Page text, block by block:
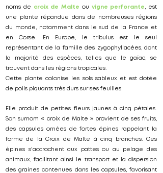
noms de
croix de Malte ou vigne perforante
, est
une plante répandue dans de nombreuses régions
du monde, notamment dans le sud de la France et
en Corse. En Europe, le tribulus est le seul
représentant de la famille des zygophyllacées, dont
la majorité des espèces, telles que le gaïac, se
trouvent dans les régions tropicales.
Cette plante colonise les sols sableux et est dotée
de poils piquants très durs sur ses feuilles.
Elle produit de petites fleurs jaunes à cinq pétales.
Son surnom « croix de Malte » provient de ses fruits,
des capsules ornées de fortes épines rappelant la
forme de la Croix de Malte à cinq branches. Ces
épines s'accrochent aux pattes ou au pelage des
animaux, facilitant ainsi le transport et la dispersion
des graines contenues dans les capsules, favorisant